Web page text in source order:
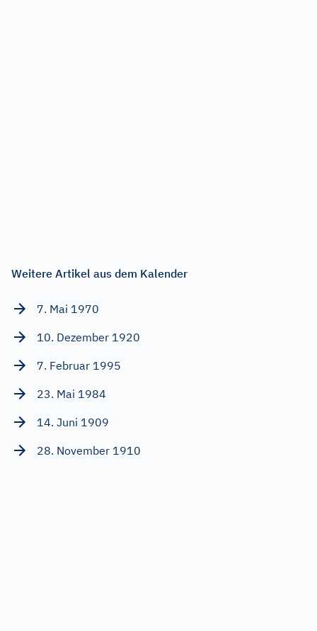
Weitere Artikel aus dem Kalender
7. Mai 1970
10. Dezember 1920
7. Februar 1995
23. Mai 1984
14. Juni 1909
28. November 1910